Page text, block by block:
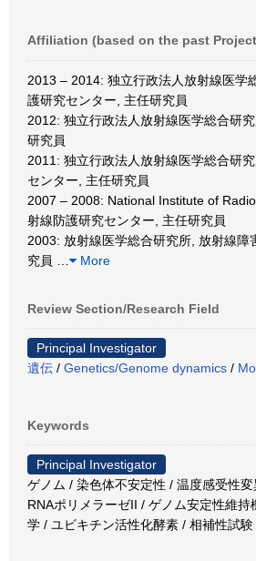
Affiliation (based on the past
2013 – 2014: 独立行政法人放射線医学
護研究センター, 主任研究員
2012: 独立行政法人放射線医学総合研
研究員
2011: 独立行政法人放射線医学総合研
センター, 主任研究員
2007 – 2008: National Institute of
射線防護研究センター, 主任研究員
2003: 放射線医学総合研究所, 放射線障
究員
More
Review Section/Research Field
Principal Investigator
遺伝 / Genetics/Genome dynamics /
Keywords
Principal Investigator
ゲノム / 染色体不安定性 / 温度感受性
RNAポリメラーゼII / ゲノム安定性維持
学 / ユビキチン活性化酵素 / 相補性試験